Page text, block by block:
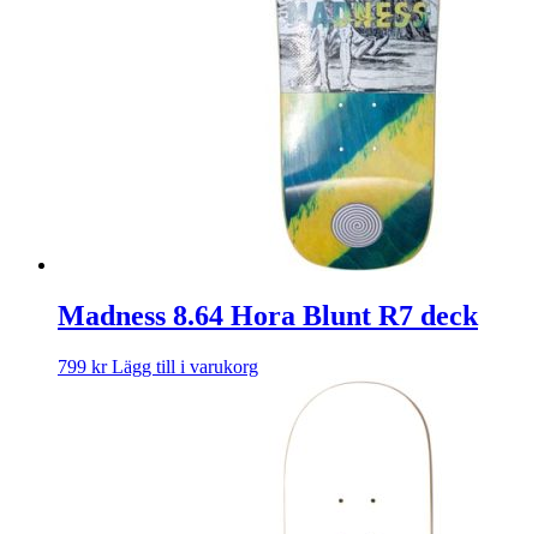
Madness 8.64 Hora Blunt R7 deck
799 kr Lägg till i varukorg